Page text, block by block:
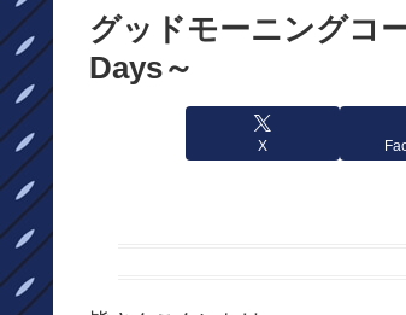
グッドモーニングコ
Days～
X